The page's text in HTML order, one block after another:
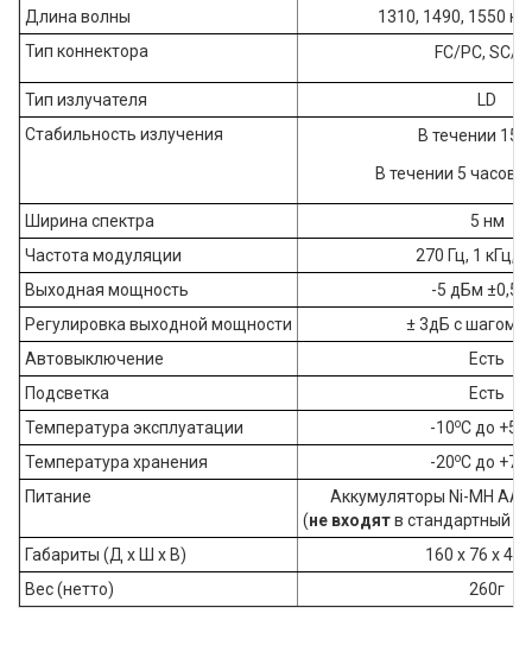
Длина волны
1310, 1490, 1550
Тип коннектора
FC/PC, SC/
Тип излучателя
LD
Стабильность излучения
В течении 15
В течении 5 часов
Ширина спектра
5 нм
Частота модуляции
270 Гц, 1 кГц, 2
Выходная мощность
-5 дБм ±0,5
Регулировка выходной мощности
± 3дБ с шагом
Автовыключение
Есть
Подсветка
Есть
Температура эксплуатации
-10оC до +50
Температура хранения -20оC до +70
Питание
Аккумуляторы Ni-MH AA
(не входятв стандартный
Габариты (Д х Ш х В)
160 х 76 х 45
Вес (нетто)
260г